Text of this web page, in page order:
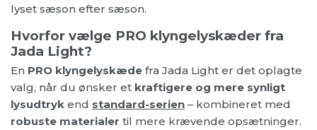
lyset sæson efter sæson.
Hvorfor vælge PRO klyngelyskæder fra
Jada Light?
En PRO klyngelyskæde fra Jada Light er det oplagte
valg, når du ønsker et kraftigere og mere synligt
lysudtryk end standard-serien – kombineret med
robuste materialer til mere krævende opsætninger.